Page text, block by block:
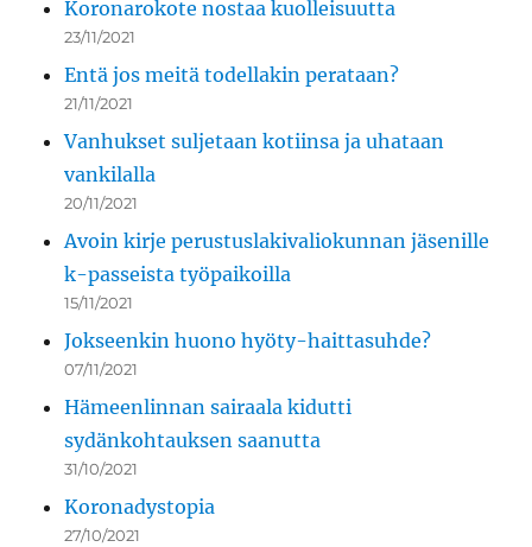
Koronarokote nostaa kuolleisuutta
23/11/2021
Entä jos meitä todellakin perataan?
21/11/2021
Vanhukset suljetaan kotiinsa ja uhataan
vankilalla
20/11/2021
Avoin kirje perustuslakivaliokunnan jäsenille
k-passeista työpaikoilla
15/11/2021
Jokseenkin huono hyöty-haittasuhde?
07/11/2021
Hämeenlinnan sairaala kidutti
sydänkohtauksen saanutta
31/10/2021
Koronadystopia
27/10/2021